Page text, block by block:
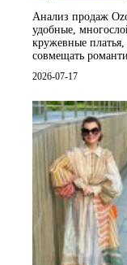
Анализ продаж
удобные,
кружевные платья,
совмещать
2026-07-17